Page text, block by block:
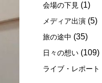
会場の下見 (1)
メディア出演 (5)
旅の途中 (35)
日々の想い (109)
ライブ・レポート